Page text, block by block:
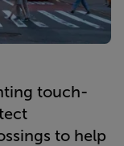
touch-
to help